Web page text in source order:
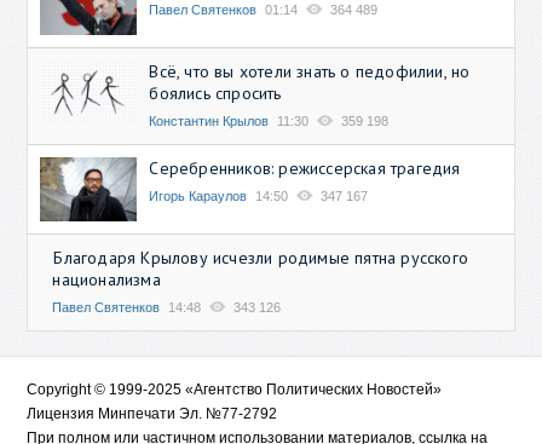
Павел Святенков 01:14 364 489
Всё, что вы хотели знать о педофилии, но
боялись спросить
Константин Крылов 11:30 359 198
Серебренников: режиссерская трагедия
Игорь Караулов 14:50 347 167
Благодаря Крылову исчезли родимые пятна русского
национализма
Павел Святенков 14:48 343 126
Copyright © 1999-2025 «Агентство Политических Новостей»
Лицензия Минпечати Эл. №77-2792
При полном или частичном использовании материалов, ссылка на